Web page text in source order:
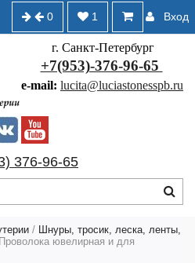
Вход
1
0
г. Санкт-Петербург
+7(953)-376-96-65
e-mail: lucita@luciastonesspb.ru
376-96-65
/
Шнуры, тросик, леска, ленты,
Проволока ювелирная и для